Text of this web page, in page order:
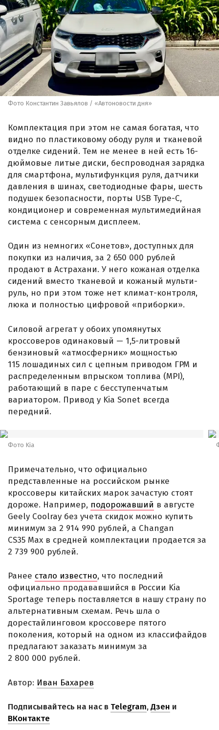
Фото Константин Завьялов / «Автоновости дня»
Комплектация при этом не самая богатая, что
видно по пластиковому ободу руля и тканевой
отделке сидений. Тем не менее в ней есть 16-
дюймовые литые диски, беспроводная зарядка
для смартфона, мультифункция руля, датчики
давления в шинах, светодиодные фары, шесть
подушек безопасности, порты USB Type-C,
кондиционер и современная мультимедийная
система с сенсорным дисплеем.
Один из немногих «Сонетов», доступных для
покупки из наличия, за 2 650 000 рублей
продают в Астрахани. У него кожаная отделка
сидений вместо тканевой и кожаный мульти-
руль, но при этом тоже нет климат-контроля,
люка и полностью цифровой «приборки».
Силовой агрегат у обоих упомянутых
кроссоверов одинаковый — 1,5-литровый
бензиновый «атмосферник» мощностью
115 лошадиных сил с цепным приводом ГРМ и
распределенным впрыском топлива (MPI),
работающий в паре с бесступенчатым
вариатором. Привод у Kia Sonet всегда
передний.
Фото Kia
Примечательно, что официально
представленные на российском рынке
кроссоверы китайских марок зачастую стоят
дороже. Например, подорожавший в августе
Geely Coolray без учета скидок можно купить
минимум за 2 914 990 рублей, а Changan
CS35 Max в средней комплектации продается за
2 739 900 рублей.
Ранее стало известно, что последний
официально продававшийся в России Kia
Sportage теперь поставляется в нашу страну по
альтернативным схемам. Речь шла о
дорестайлинговом кроссовере пятого
поколения, который на одном из классифайдов
предлагают заказать минимум за
2 800 000 рублей.
Автор: Иван Бахарев
Подписывайтесь на нас в Telegram,Дзен и
ВКонтакте